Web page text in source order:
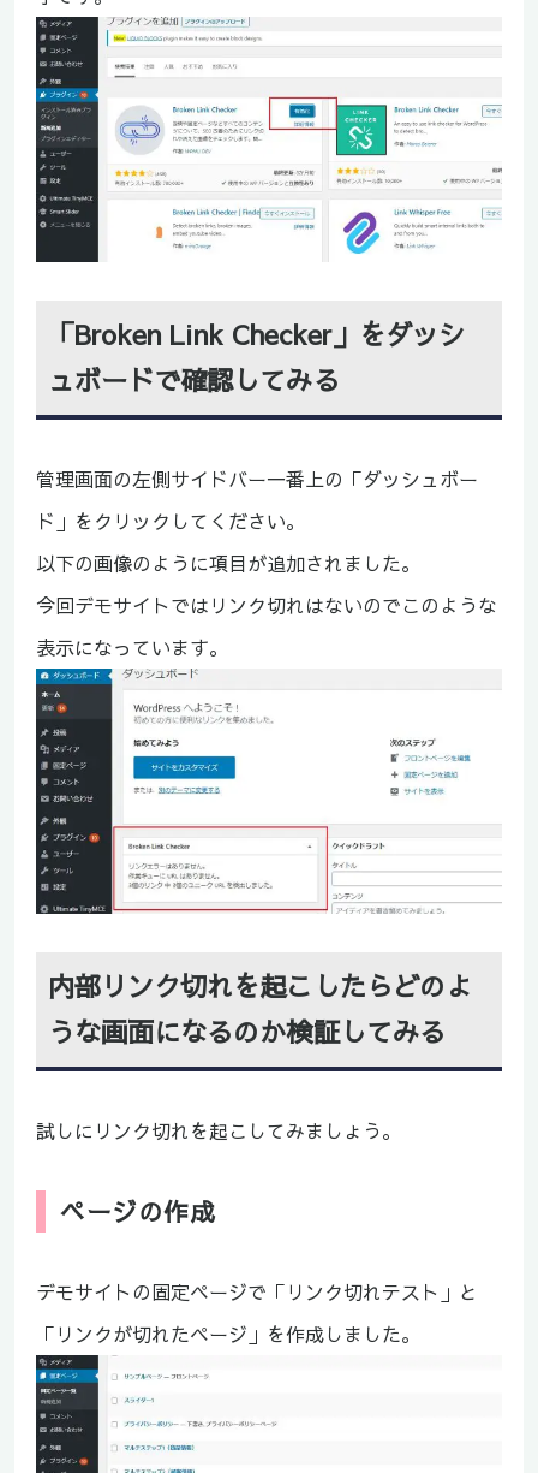
「Broken Link Checker」をダッシ
ュボードで確認してみる
管理画面の左側サイドバー一番上の「ダッシュボー
ド」をクリックしてください。
以下の画像のように項目が追加されました。
今回デモサイトではリンク切れはないのでこのような
表示になっています。
内部リンク切れを起こしたらどのよ
うな画面になるのか検証してみる
試しにリンク切れを起こしてみましょう。
ページの作成
デモサイトの固定ページで「リンク切れテスト」と
「リンクが切れたページ」を作成しました。